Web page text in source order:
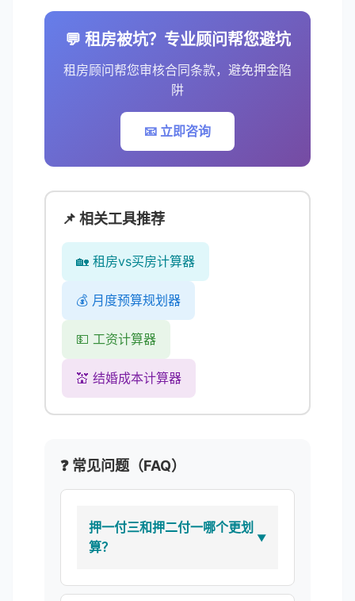
💬 租房被坑？专业顾问帮您避坑
租房顾问帮您审核合同条款，避免押金陷
阱
📧 立即咨询
📌 相关工具推荐
🏡 租房vs买房计算器
💰 月度预算规划器
💵 工资计算器
💒 结婚成本计算器
❓ 常见问题（FAQ）
押一付三和押二付一哪个更划
算？